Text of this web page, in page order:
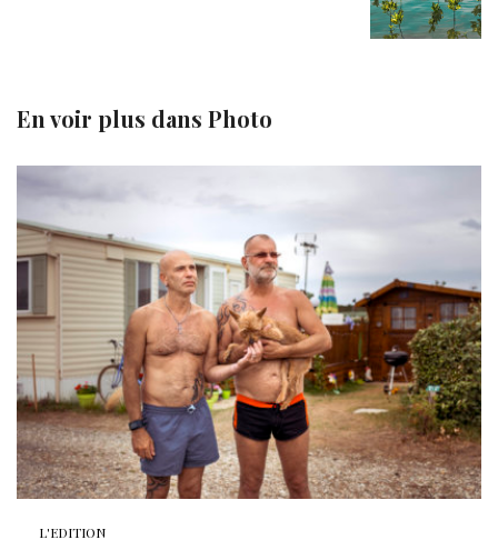
En voir plus dans Photo
L'EDITION